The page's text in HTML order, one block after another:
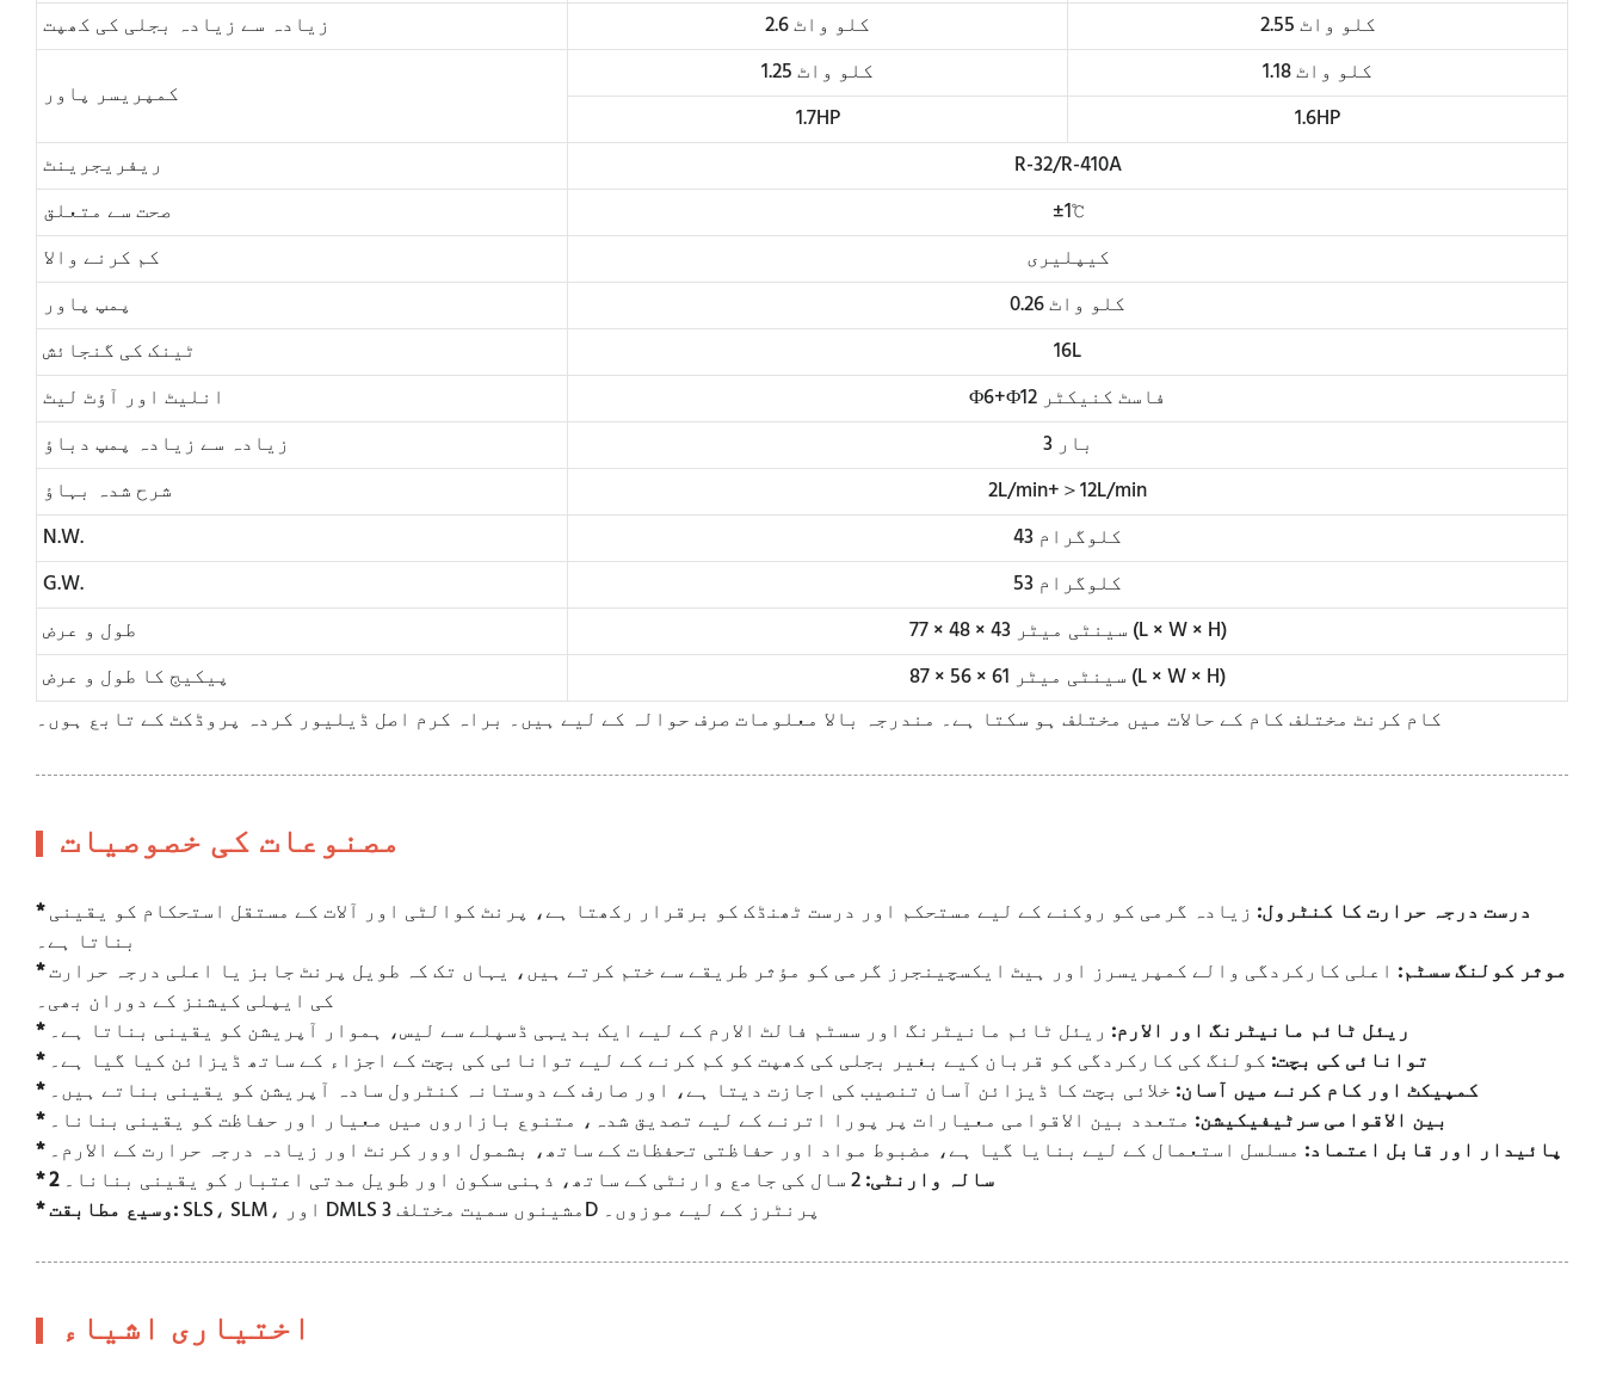
زیادہ سے زیادہ بجلی کی کھپت
2.6 کلو واٹ 2.55 کلو واٹ
کمپریسر پاور
1.25 کلو واٹ
1.18 کلو واٹ
1.7HP
1.6HP
ریفریجرینٹ
R-32/R-410A
صحت سے متعلق
±1℃
کم کرنے والا
کیپلیری
پمپ پاور
0.26 کلو واٹ
ٹینک کی گنجائش
16L
انلیٹ اور آؤٹ لیٹ
Φ6+Φ12 فاسٹ کنیکٹر
زیادہ سے زیادہ پمپ دباؤ
3 بار
شرح شدہ بہاؤ
2L/min+＞12L/min
N.W.
43 کلوگرام
G.W.
53 کلوگرام
طول و عرض
77 × 48 × 43 سینٹی میٹر (L × W × H)
پیکیج کا طول و عرض
87 × 56 × 61 سینٹی میٹر (L × W × H)
کام کرنٹ مختلف کام کے حالات میں مختلف ہو سکتا ہے۔ مندرجہ بالا معلومات صرف حوالہ کے لیے ہیں۔ براہ کرم اصل ڈیلیور کردہ پروڈکٹ کے تابع ہوں۔
مصنوعات کی خصوصیات
* درست درجہ حرارت کا کنٹرول: زیادہ گرمی کو روکنے کے لیے مستحکم اور درست ٹھنڈک کو برقرار رکھتا ہے، پرنٹ کوالٹی اور آلات کے مستقل استحکام کو یقینی
بناتا ہے۔
* موثر کولنگ سسٹم: اعلی کارکردگی والے کمپریسرز اور ہیٹ ایکسچینجرز گرمی کو مؤثر طریقے سے ختم کرتے ہیں، یہاں تک کہ طویل پرنٹ جابز یا اعلی درجہ حرارت
کی ایپلی کیشنز کے دوران بھی۔
* ریئل ٹائم مانیٹرنگ اور الارم: ریئل ٹائم مانیٹرنگ اور سسٹم فالٹ الارم کے لیے ایک بدیہی ڈسپلے سے لیس، ہموار آپریشن کو یقینی بناتا ہے۔
* توانائی کی بچت: کولنگ کی کارکردگی کو قربان کیے بغیر بجلی کی کھپت کو کم کرنے کے لیے توانائی کی بچت کے اجزاء کے ساتھ ڈیزائن کیا گیا ہے۔
* کمپیکٹ اور کام کرنے میں آسان: خلائی بچت کا ڈیزائن آسان تنصیب کی اجازت دیتا ہے، اور صارف کے دوستانہ کنٹرول سادہ آپریشن کو یقینی بناتے ہیں۔
* بین الاقوامی سرٹیفیکیشن: متعدد بین الاقوامی معیارات پر پورا اترنے کے لیے تصدیق شدہ، متنوع بازاروں میں معیار اور حفاظت کو یقینی بنانا۔
* پائیدار اور قابل اعتماد: مسلسل استعمال کے لیے بنایا گیا ہے، مضبوط مواد اور حفاظتی تحفظات کے ساتھ، بشمول اوور کرنٹ اور زیادہ درجہ حرارت کے الارم۔
* 2 سالہ وارنٹی:
* وسیع مطابقت:
SLS، SLM، اور DMLS مشینوں سمیت مختلف 3D پرنٹرز کے لیے موزوں۔
اختیاری اشیاء